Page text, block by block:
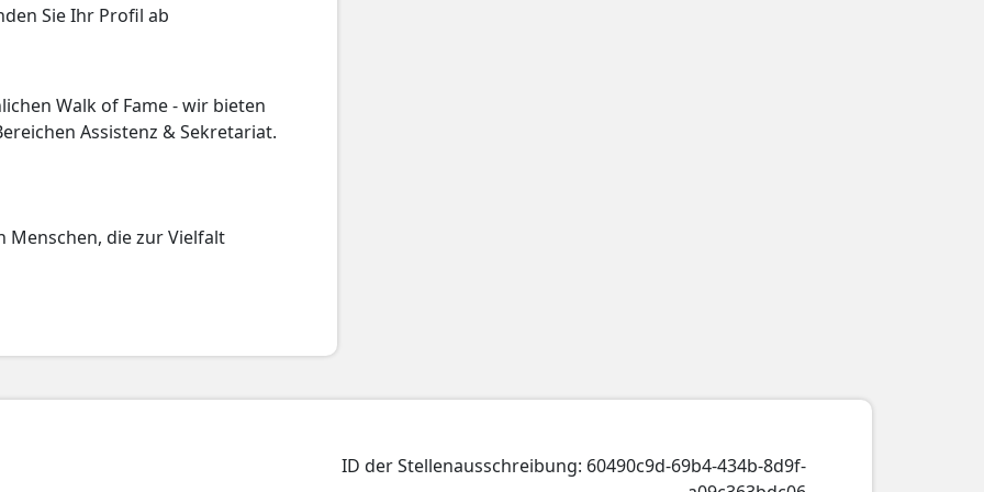
Sie Ihr Profil ab
Walk of Fame - wir bieten
Assistenz & Sekretariat.
Menschen, die zur Vielfalt
ID der Stellenausschreibung: 60490c9d-69b4-434b-8d9f-